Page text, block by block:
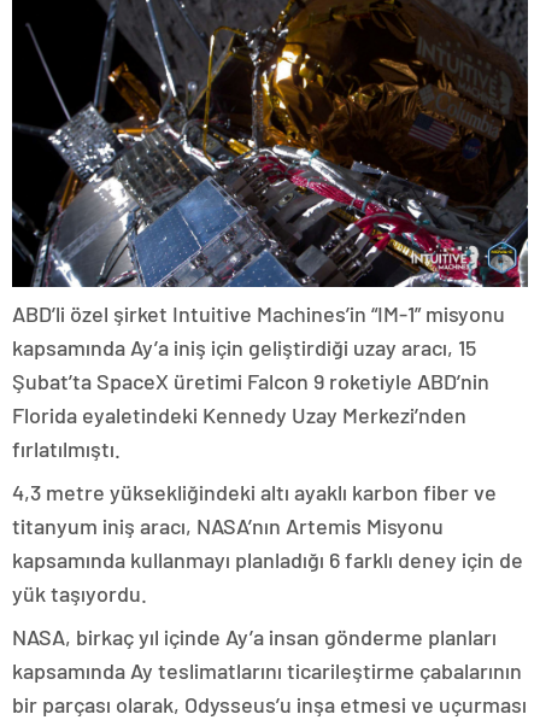
ABD’li özel şirket Intuitive Machines’in “IM-1” misyonu
kapsamında Ay’a iniş için geliştirdiği uzay aracı, 15
Şubat’ta SpaceX üretimi Falcon 9 roketiyle ABD’nin
Florida eyaletindeki Kennedy Uzay Merkezi’nden
fırlatılmıştı.
4,3 metre yüksekliğindeki altı ayaklı karbon fiber ve
titanyum iniş aracı, NASA’nın Artemis Misyonu
kapsamında kullanmayı planladığı 6 farklı deney için de
yük taşıyordu.
NASA, birkaç yıl içinde Ay’a insan gönderme planları
kapsamında Ay teslimatlarını ticarileştirme çabalarının
bir parçası olarak, Odysseus’u inşa etmesi ve uçurması